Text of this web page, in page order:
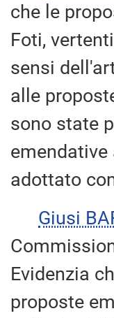
che le
Foti,
sensi
alle
sono state
emendative
adottato
Giusi
Evidenzia
proposte